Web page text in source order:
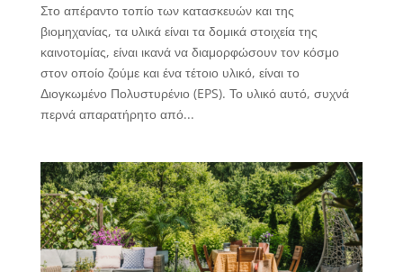
Στο απέραντο τοπίο των κατασκευών και της
βιομηχανίας, τα υλικά είναι τα δομικά στοιχεία της
καινοτομίας, είναι ικανά να διαμορφώσουν τον κόσμο
στον οποίο ζούμε και ένα τέτοιο υλικό, είναι το
Διογκωμένο Πολυστυρένιο (EPS). Το υλικό αυτό, συχνά
περνά απαρατήρητο από...